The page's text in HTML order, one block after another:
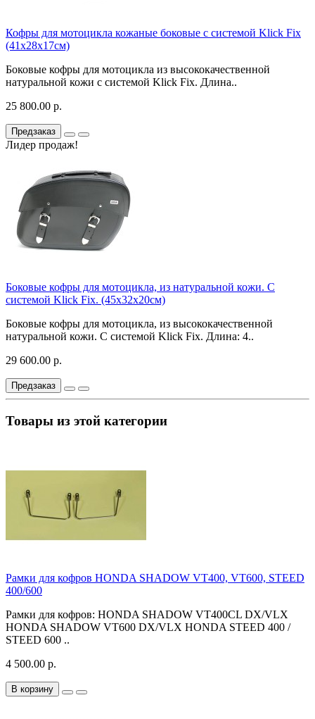
Кофры для мотоцикла кожаные боковые с системой Klick Fix
(41х28х17см)
Боковые кофры для мотоцикла из высококачественной
натуральной кожи с системой Klick Fix. Длина..
25 800.00 р.
Предзаказ
Лидер продаж!
Боковые кофры для мотоцикла, из натуральной кожи. С
системой Klick Fix. (45х32х20см)
Боковые кофры для мотоцикла, из высококачественной
натуральной кожи. С системой Klick Fix. Длина: 4..
29 600.00 р.
Предзаказ
Товары из этой категории
Рамки для кофров HONDA SHADOW VT400, VT600, STEED
400/600
Рамки для кофров: HONDA SHADOW VT400CL DX/VLX
HONDA SHADOW VT600 DX/VLX HONDA STEED 400 /
STEED 600 ..
4 500.00 р.
В корзину